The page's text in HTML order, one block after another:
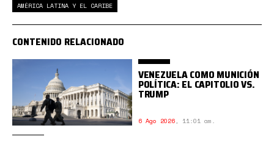
AMÉRICA LATINA Y EL CARIBE
CONTENIDO RELACIONADO
VENEZUELA COMO MUNICIÓN
POLÍTICA: EL CAPITOLIO VS.
TRUMP
6 Ago 2026, 11:01 am.